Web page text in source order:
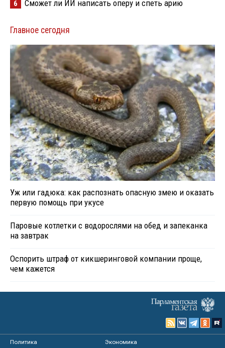
6 Сможет ли ИИ написать оперу и спеть арию
Главное сегодня
Уж или гадюка: как распознать опасную змею и оказать
первую помощь при укусе
Паровые котлетки с водорослями на обед и запеканка
на завтрак
Оспорить штраф от кикшеринговой компании проще,
чем кажется
Политика
Экономика